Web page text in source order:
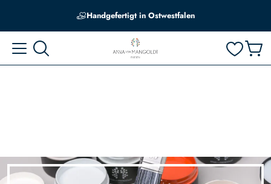
Edle Farbtöne, abgestimmt auf hiesige Lichtverhältnisse
Handgefertigt in Ostwestfalen